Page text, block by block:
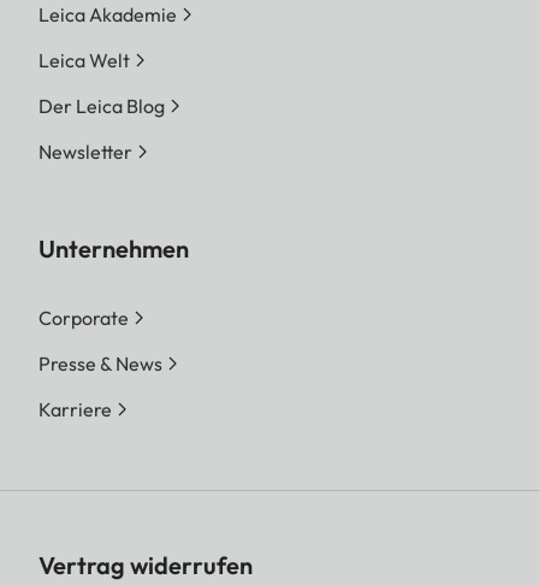
Leica Akademie
Leica Welt
Der Leica Blog
Newsletter
Unternehmen
Corporate
Presse & News
Karriere
Vertrag widerrufen